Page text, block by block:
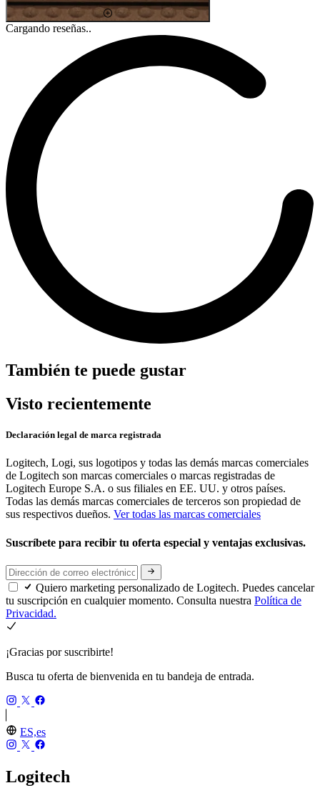
Cargando reseñas..
También te puede gustar
Visto recientemente
Declaración legal de marca registrada
Logitech, Logi, sus logotipos y todas las demás marcas comerciales
de Logitech son marcas comerciales o marcas registradas de
Logitech Europe S.A. o sus filiales en EE. UU. y otros países.
Todas las demás marcas comerciales de terceros son propiedad de
sus respectivos dueños. Ver todas las marcas comerciales
Suscríbete para recibir tu oferta especial y ventajas exclusivas.
Quiero marketing personalizado de Logitech. Puedes cancelar
tu suscripción en cualquier momento. Consulta nuestra Política de
Privacidad.
¡Gracias por suscribirte!
Busca tu oferta de bienvenida en tu bandeja de entrada.
ES,es
Logitech